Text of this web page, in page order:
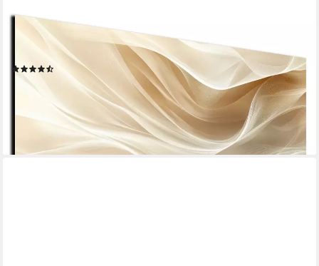
Deko Leinwand Bilder, (Wellen Beige - Bild groß Wohnzimmer
Schlafzimmer Küche Esszimmer Einteilig Querformat Fotodruck
Leinwände Wanddeko Abstrakte Kunst Boho), 30x20 cm
(13)
ab 19,90 € UVP 24,90 €
lieferbar - in 5-6 Werktagen bei dir
+5